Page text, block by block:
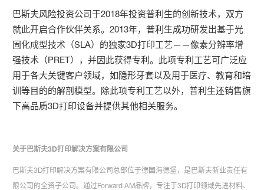
巴斯夫风险投资公司于2018年投资普利生的创新技术，双方
就此开启合作伙伴关系。2013年，普利生成功研发出基于光
固化成型技术（SLA）的独家3D打印工艺——像素分辨率增
强技术（PRET），并因此获得专利。此项专利工艺可广泛应
用于各大关键客户领域，如隐形牙套以及用于医疗、教育和培
训等目的的解剖模型。除此项专利工艺以外，普利生还销售旗
下高品质3D打印设备并提供其他相关服务。
关于巴斯夫3D打印解决方案有限公司
巴斯夫3D打印解决方案有限公司总部位于德国海德堡，是巴斯夫新业责任有
限公司的全资子公司。通过Forward AM品牌，专注于3D打印领域先进材料、